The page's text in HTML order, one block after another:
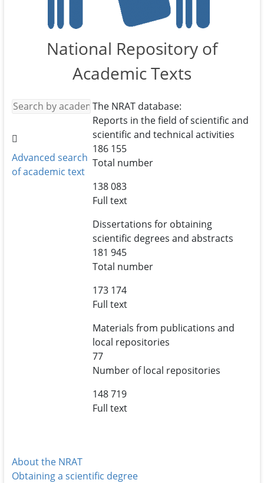
National Repository of
Academic Texts
Advanced search
of academic text
The NRAT database:
Reports in the field of scientific and
scientific and technical activities
186 155
Total number
138 083
Full text
Dissertations for obtaining
scientific degrees and abstracts
181 945
Total number
173 174
Full text
Materials from publications and
local repositories
77
Number of local repositories
148 719
Full text
About the NRAT
Obtaining a scientific degree